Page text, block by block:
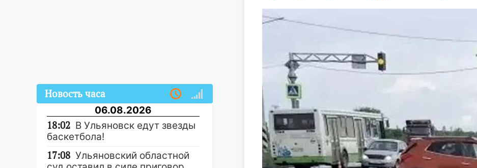
Новость часа
06.08.2026
18:02 В Ульяновск едут звезды
баскетбола!
17:08 Ульяновский областной